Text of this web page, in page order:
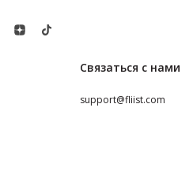
Связаться с нами
support@fliist.com